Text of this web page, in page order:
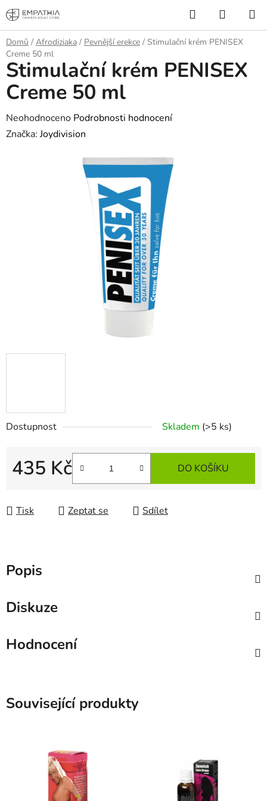
Přejít
na
obsah
Hledat
KOŠÍK
Domů / Afrodiziaka / Pevnější erekce / Stimulační krém PENISEX
Creme 50 ml
Dostupnost Skladem (>5 ks)
435 Kč DO KOŠÍKU
Tisk Zeptat se Sdílet
Stimulační krém PENISEX
Creme 50 ml
Průměrné
hodnocení
Neohodnoceno Podrobnosti hodnocení
Značka:Joydivision
Popis
Diskuze
Hodnocení
Související produkty